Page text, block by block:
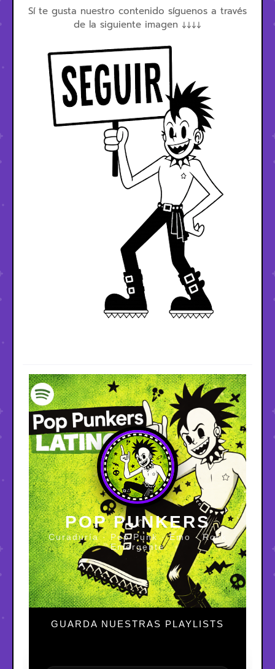
Sí te gusta nuestro contenido síguenos a través
de la siguiente imagen ↓↓↓↓
POP PUNKERS
Curaduría · Pop Punk · Emo · Rock
Emergente
GUARDA NUESTRAS PLAYLISTS